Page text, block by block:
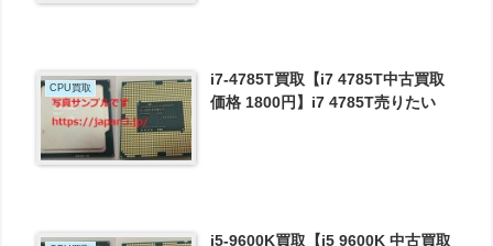
CPU買取
i7-4785T買取【i7 4785T中古買取
価格 1800円】i7 4785T売りたい
i5-9600K買取【i5 9600K 中古買取